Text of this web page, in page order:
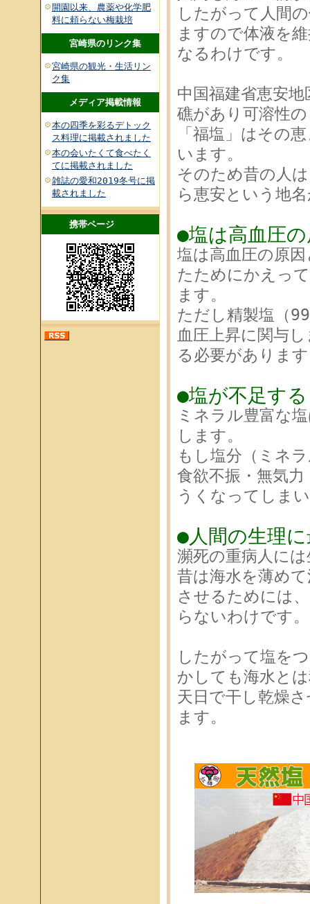
開園以来、農薬や化学肥
料に頼らない梅栽培
宮崎県のリンク集
宮崎県の観光・生活リン
ク集
メディア掲載情報
本の四季を彩るデトック
ス料理に掲載されました
本の会いたくて食べたく
てに掲載されました
雑誌の愛和2019冬号に掲
載されました
携帯ページ
したがって人間
ますので体液を
なるわけです。
中国福建省恵安
礁があり可溶性
「福塩」はその
います。
そのため昔の人
ら恵安という地
●塩は高血圧
塩は高血圧の原
たためにかえっ
ます。
ただし精製塩（
血圧上昇に関与
る必要がありま
●塩が不足す
ミネラル豊富な
します。
もし塩分（ミネ
食欲不振・無気
うくなってしま
●人間の生理
瀕死の重病人に
昔は海水を薄め
させるためには
らないわけです。
したがって塩を
かしても海水と
天日で干し乾燥
ます。